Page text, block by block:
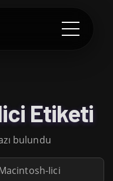
Etiketi
bulundu
Iici